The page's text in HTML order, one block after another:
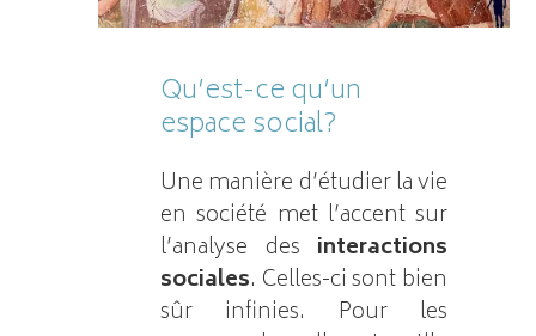
Qu’est-ce qu’un
espace social?
Une manière d’étudier la vie
en société met l’accent sur
l’analyse des interactions
sociales. Celles-ci sont bien
sûr infinies. Pour les